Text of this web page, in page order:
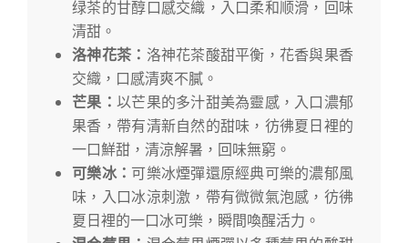
绿茶的甘醇口感交織，入口柔和顺滑，回味
清甜。
洛神花茶： 洛神花茶酸甜平衡，花香與果香
交織，口感清爽不膩。
芒果： 以芒果的多汁甜美為靈感，入口濃郁
果香，帶有清新自然的甜味，彷彿夏日裡的
一口鮮甜，清涼解暑，回味無窮。
可樂冰： 可樂冰煙彈還原經典可樂的濃郁風
味，入口冰涼刺激，帶有微微氣泡感，彷彿
夏日裡的一口冰可樂，瞬間喚醒活力。